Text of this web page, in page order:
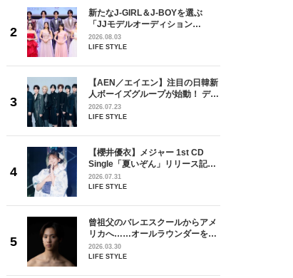
新たなJ-GIRL＆J-BOYを選ぶ
「JJモデルオーディション
2027」が募集開始！ 予選ブロッ
クは候補生の“魅力”を重視した
2026.08.03
LIFE STYLE
【AEN／エイエン】注目の日韓新
人ボーイズグループが始動！ デビ
ュー目前のフレッシュな面々を独
占インタビュー。7人の魅力に迫
2026.07.23
LIFE STYLE
【櫻井優衣】メジャー 1st CD
Single「夏いぞん」リリース記念
イベント♡ ファンと過ごした“最
高の夏時間”
2026.07.31
LIFE STYLE
曾祖父のバレエスクールからアメ
リカへ……オールラウンダーを目
指すダンサーは踊ることが好きす
ぎる【王子様の推しドコロ】
2026.03.30
LIFE STYLE